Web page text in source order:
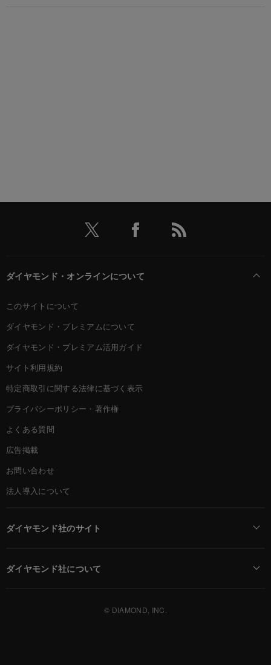
ダイヤモンド・オンラインについて
このサイトについて
ダイヤモンド・プレミアムについて
ダイヤモンド・プレミアム活用ガイド
サイト利用規約
特定商取引に関する法律に基づく表示
プライバシーポリシー・著作権
よくある質問
広告掲載
お問い合わせ
法人導入について
ダイヤモンド社のサイト
ダイヤモンド社について
© DIAMOND, INC.